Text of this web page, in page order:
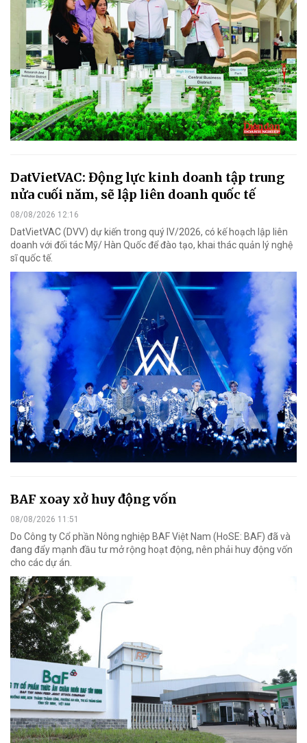
DatVietVAC: Động lực kinh doanh tập trung
nửa cuối năm, sẽ lập liên doanh quốc tế
08/08/2026 12:16
DatVietVAC (DVV) dự kiến trong quý IV/2026, có kế hoạch lập liên
doanh với đối tác Mỹ/ Hàn Quốc để đào tạo, khai thác quản lý nghệ
sĩ quốc tế.
BAF xoay xở huy động vốn
08/08/2026 11:51
Do Công ty Cổ phần Nông nghiệp BAF Việt Nam (HoSE: BAF) đã và
đang đẩy mạnh đầu tư mở rộng hoạt động, nên phải huy động vốn
cho các dự án.